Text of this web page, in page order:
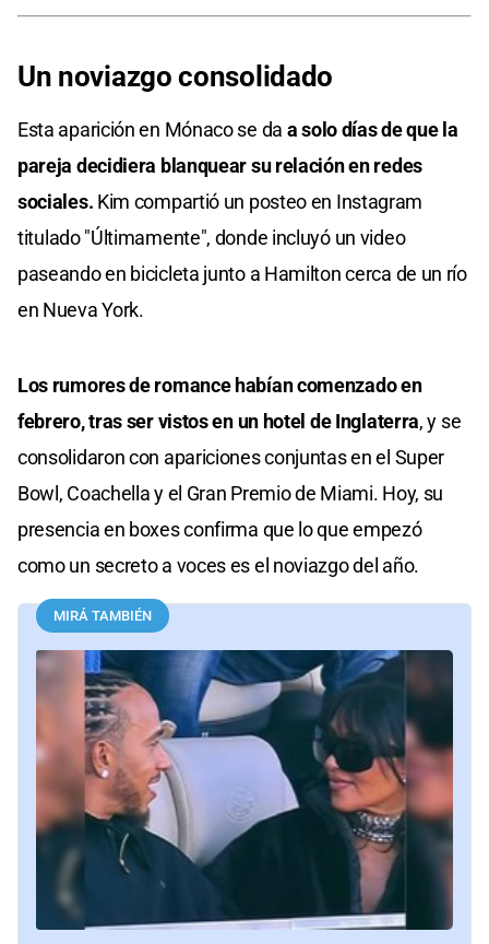
Un noviazgo consolidado
Esta aparición en Mónaco se da a solo días de que la
pareja decidiera blanquear su relación en redes
sociales. Kim compartió un posteo en Instagram
titulado "Últimamente", donde incluyó un video
paseando en bicicleta junto a Hamilton cerca de un río
en Nueva York.
Los rumores de romance habían comenzado en
febrero, tras ser vistos en un hotel de Inglaterra, y se
consolidaron con apariciones conjuntas en el Super
Bowl, Coachella y el Gran Premio de Miami. Hoy, su
presencia en boxes confirma que lo que empezó
como un secreto a voces es el noviazgo del año.
MIRÁ TAMBIÉN